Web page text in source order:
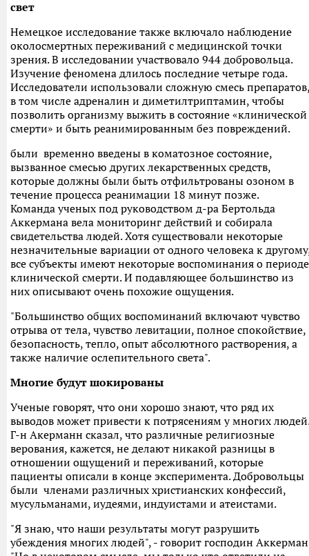
свет
Немецкое исследование также включало наблюдение
околосмертных переживаний с медицинской точки
зрения. В исследовании участвовало 944 добровольца.
Изучение феномена длилось последние четыре года.
Исследователи использовали сложную смесь препаратов,
в том числе адреналин и диметилтриптамин, чтобы
позволить организму выжить в состояние «клинической
смерти» и быть реанимированным без повреждений.
были временно введены в коматозное состояние,
вызванное смесью других лекарственных средств,
которые должны были быть отфильтрованы озоном в
течение процесса реанимации 18 минут позже.
Команда ученых под руководством д-ра Бертольда
Аккермана вела мониторинг действий и собирала
свидетельства людей. Хотя существовали некоторые
незначительные вариации от одного человека к
все субъекты имеют некоторые воспоминания о периоде
клинической смерти. И подавляющее большинство из
них описывают очень похожие ощущения.
"Большинство общих воспоминаний включают чувство
отрыва от тела, чувство левитации, полное спокойствие,
безопасность, тепло, опыт абсолютного растворения, а
также наличие ослепительного света".
Многие будут шокированы
Ученые говорят, что они хорошо знают, что ряд их
выводов может привести к потрясениям у многих людей.
Г-н Акерманн сказал, что различные религиозные
верования, кажется, не делают никакой разницы в
отношении ощущений и переживаний, которые
пациенты описали в конце эксперимента. Добровольцы
были членами различных христианских конфессий,
мусульманами, иудеями, индуистами и атеистами.
"Я знаю, что наши результаты могут разрушить
убеждения многих людей", - говорит господин